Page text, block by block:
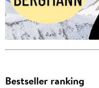
Bestseller ranking